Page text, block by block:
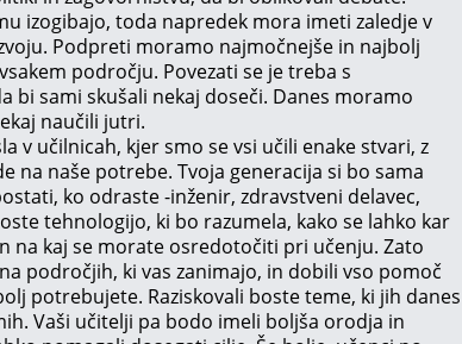
izogibajo, toda napredek mora imeti zaledje v
Podpreti moramo najmočnejše in najbolj
področju. Povezati se je treba s
bi sami skušali nekaj doseči. Danes moramo
naučili jutri.
v učilnicah, kjer smo se vsi učili enake stvari, z
na naše potrebe. Tvoja generacija si bo sama
ko odraste -inženir, zdravstveni delavec,
tehnologijo, ki bo razumela, kako se lahko kar
na kaj se morate osredotočiti pri učenju. Zato
področjih, ki vas zanimajo, in dobili vso pomoč
potrebujete. Raziskovali boste teme, ki jih danes
Vaši učitelji pa bodo imeli boljša orodja in